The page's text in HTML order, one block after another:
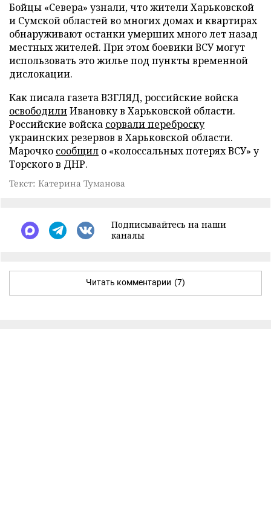
Бойцы «Севера» узнали, что жители Харьковской
и Сумской областей во многих домах и квартирах
обнаруживают останки умерших много лет назад
местных жителей. При этом боевики ВСУ могут
использовать это жилье под пункты временной
дислокации.
Как писала газета ВЗГЛЯД, российские войска
освободилиИвановку в Харьковской области.
Российские войска сорвали переброску
украинских резервов в Харьковской области.
Марочко сообщил о «колоссальных потерях ВСУ» у
Торского в ДНР.
Текст: Катерина Туманова
Подписывайтесь на наши
каналы
Читать комментарии (7)